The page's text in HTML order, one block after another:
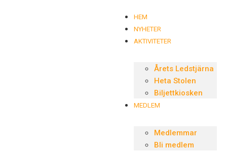
HEM
NYHETER
AKTIVITETER
Årets Ledstjärna
Heta Stolen
Biljettkiosken
MEDLEM
Medlemmar
Bli medlem